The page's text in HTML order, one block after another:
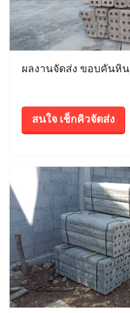
ผลงานจัดส่ง ขอบคันหิน
สนใจ เช็กคิวจัดส่ง